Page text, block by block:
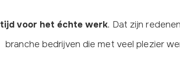
tijd voor het échte werk. Dat zijn
branche bedrijven die met veel plezier